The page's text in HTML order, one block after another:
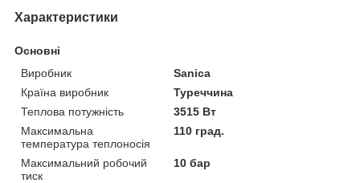
Характеристики
Основні
Виробник
Sanica
Країна виробник
Туреччина
Теплова потужність
3515 Вт
Максимальна
температура теплоносія
110 град.
Максимальний робочий
тиск
10 бар